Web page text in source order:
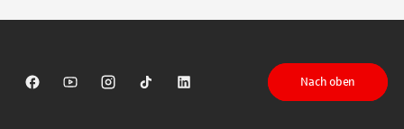
Sparkasse auf Facebook
Sparkasse auf Youtube
Sparkasse auf Instagram
Sparkasse auf TikTok
Sparkasse auf LinkedIn
Nach oben